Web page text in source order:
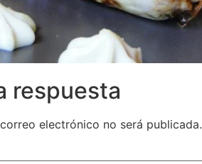
respuesta
electrónico no será publicada.